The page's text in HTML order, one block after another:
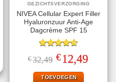
GEZICHTSVERZORGING
NIVEA Cellular Expert Filler
Hyaluronzuur Anti-Age
Dagcrème SPF 15
Gewaardeerd
4.60uit 5
€32,49 Oorspronkelijke
prijs
was:
€32,49.
€12,49Huidige
prijs
TOEVOEGEN